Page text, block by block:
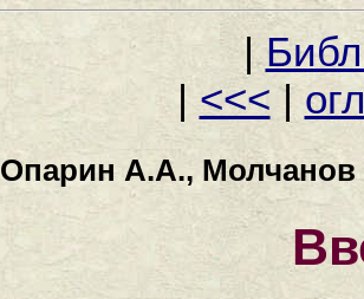
|
| <<< |
Опарин А.А.,